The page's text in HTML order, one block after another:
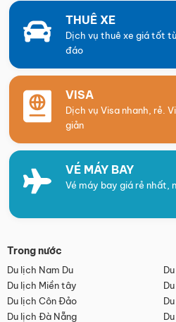
THUÊ XE
Dịch vụ thuê xe giá tốt
đáo
VISA
Dịch vụ Visa nhanh, rẻ.
giản
VÉ MÁY BAY
Vé máy bay giá rẻ nhất,
Trong nước
Du lịch Nam Du
Du lịch Miền tây
Du lịch Côn Đảo
Du lịch Đà Nẵng